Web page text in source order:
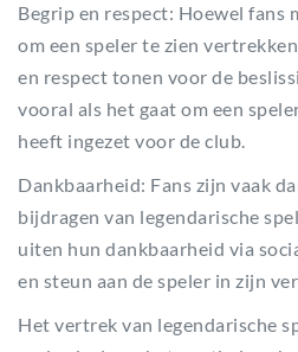
Begrip en respect: Hoewel fans
om een speler te zien
en respect tonen voor de
vooral als het gaat om een
heeft ingezet voor de club.
Dankbaarheid: Fans zijn vaak
bijdragen van legendarische
uiten hun dankbaarheid via
en steun aan de speler in zijn
Het vertrek van legendarische